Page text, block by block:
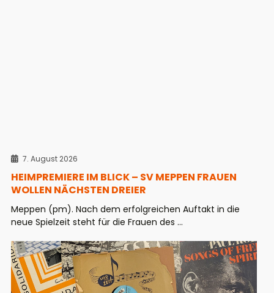
7. August 2026
HEIMPREMIERE IM BLICK – SV MEPPEN FRAUEN
WOLLEN NÄCHSTEN DREIER
Meppen (pm). Nach dem erfolgreichen Auftakt in die
neue Spielzeit steht für die Frauen des ...